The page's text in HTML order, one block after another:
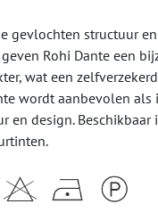
gevlochten structuur
Rohi Dante een
wat een
wordt aanbevolen
en design. Beschikbaar